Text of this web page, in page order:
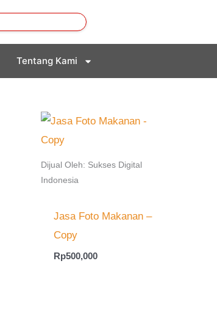
Tentang Kami
Dijual Oleh: Sukses Digital
Indonesia
Jasa Foto Makanan –
Copy
Rp500,000